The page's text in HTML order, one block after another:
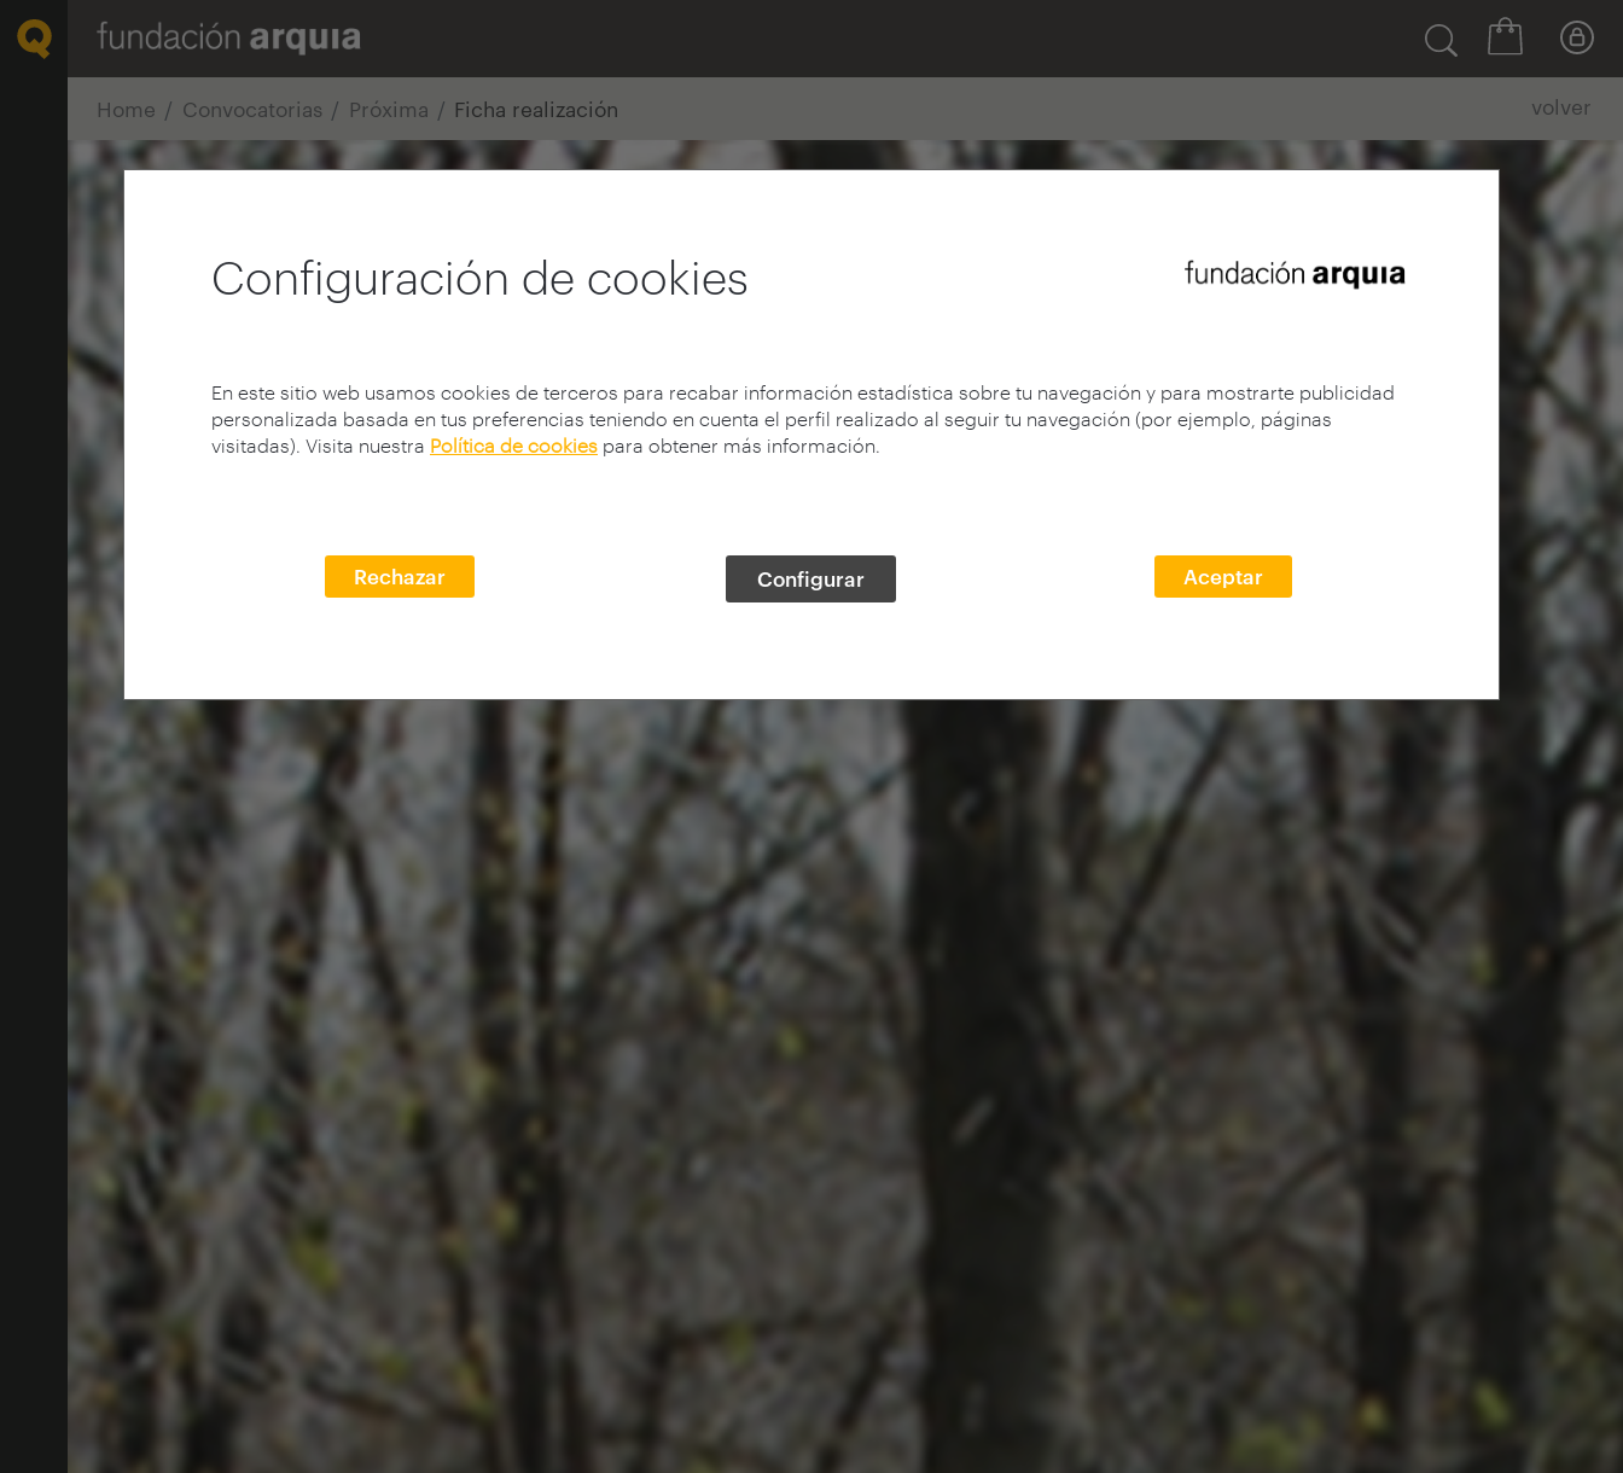
Configuración de cookies
En este sitio web usamos cookies de terceros para recabar información estadística sobre tu navegación y para mostrarte publicidad
personalizada basada en tus preferencias teniendo en cuenta el perfil realizado al seguir tu navegación (por ejemplo, páginas
visitadas). Visita nuestra Política de cookies para obtener más información.
Rechazar Configurar Aceptar
Home Convocatorias Próxima Ficha realización volver